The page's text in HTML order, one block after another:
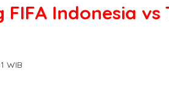
Indonesia vs
WIB